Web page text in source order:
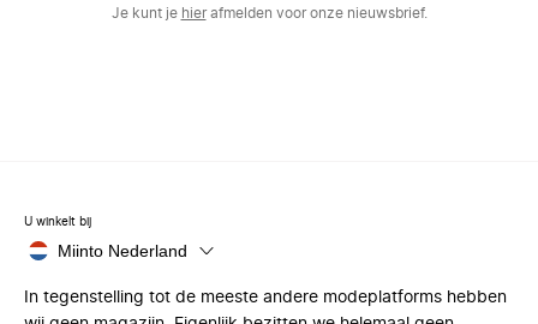
Je kunt je hierafmelden voor onze nieuwsbrief.
U winkelt bij
Miinto Nederland
In tegenstelling tot de meeste andere modeplatforms hebben